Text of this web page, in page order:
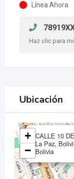
Línea Ahora
Haz clic para
Ubicación
CALLE 10
La Paz,
Bolivia
+
−